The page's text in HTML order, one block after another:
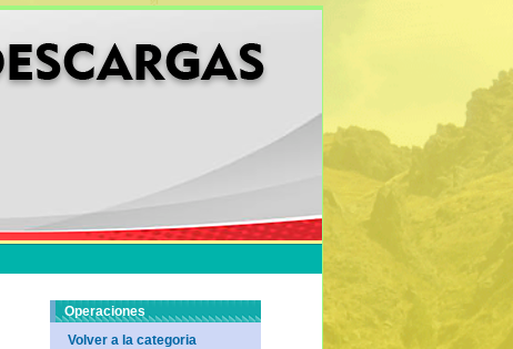
Operaciones
Volver a la categoria